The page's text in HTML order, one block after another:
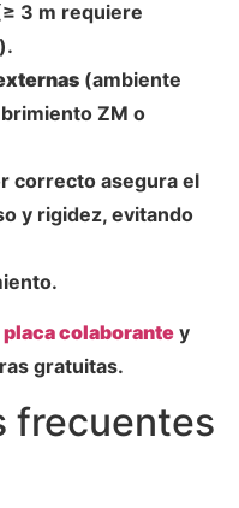
3 m requiere
(ambiente
ZM o
correcto asegura el
y rigidez, evitando
placa colaborante y
gratuitas.
frecuentes